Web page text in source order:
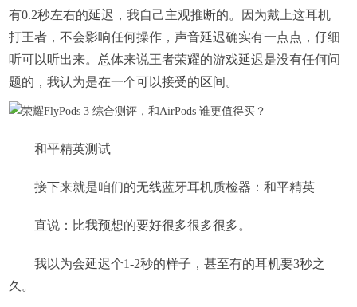
有0.2秒左右的延迟，我自己主观推断的。因为戴上这耳机
打王者，不会影响任何操作，声音延迟确实有一点点，仔细
听可以听出来。总体来说王者荣耀的游戏延迟是没有任何问
题的，我认为是在一个可以接受的区间。
和平精英测试
接下来就是咱们的无线蓝牙耳机质检器：和平精英
直说：比我预想的要好很多很多很多。
我以为会延迟个1-2秒的样子，甚至有的耳机要3秒之
久。